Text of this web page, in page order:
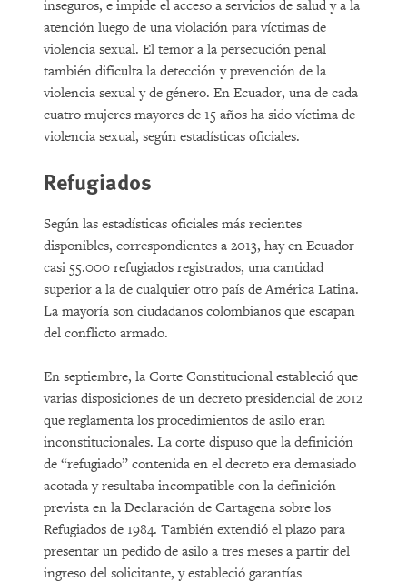
inseguros, e impide el acceso a servicios de salud y a la
atención luego de una violación para víctimas de
violencia sexual. El temor a la persecución penal
también dificulta la detección y prevención de la
violencia sexual y de género. En Ecuador, una de cada
cuatro mujeres mayores de 15 años ha sido víctima de
violencia sexual, según estadísticas oficiales.
Refugiados
Según las estadísticas oficiales más recientes
disponibles, correspondientes a 2013, hay en Ecuador
casi 55.000 refugiados registrados, una cantidad
superior a la de cualquier otro país de América Latina.
La mayoría son ciudadanos colombianos que escapan
del conflicto armado.
En septiembre, la Corte Constitucional estableció que
varias disposiciones de un decreto presidencial de 2012
que reglamenta los procedimientos de asilo eran
inconstitucionales. La corte dispuso que la definición
de “refugiado” contenida en el decreto era demasiado
acotada y resultaba incompatible con la definición
prevista en la Declaración de Cartagena sobre los
Refugiados de 1984. También extendió el plazo para
presentar un pedido de asilo a tres meses a partir del
ingreso del solicitante, y estableció garantías